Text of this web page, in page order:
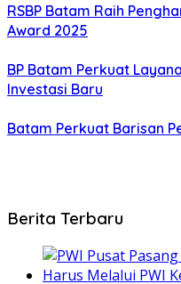
RSBP Batam Raih
Award 2025
BP Batam Perkuat
Investasi Baru
Batam Perkuat Barisan
Berita Terbaru